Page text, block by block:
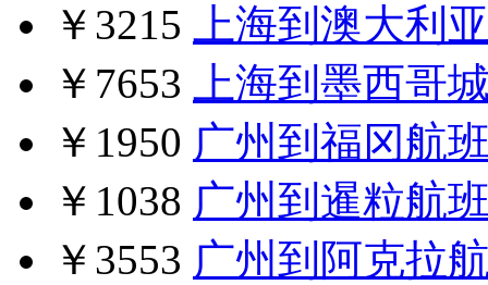
￥3215
上海到澳大利
￥7653
上海到墨西哥
￥1950 广州到福冈航
￥1038 广州到暹粒航
￥3553 广州到阿克拉